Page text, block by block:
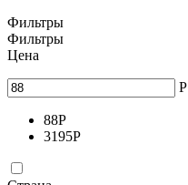
Фильтры
Фильтры
Цена
Р
88Р
3195Р